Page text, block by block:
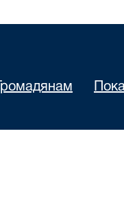
Громадянам